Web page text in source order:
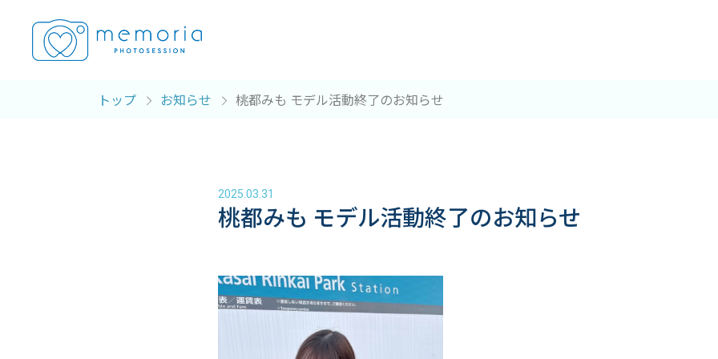
トップ お知らせ 桃都みも モデル活動終了のお知らせ
2025.03.31
桃都みも モデル活動終了のお知らせ